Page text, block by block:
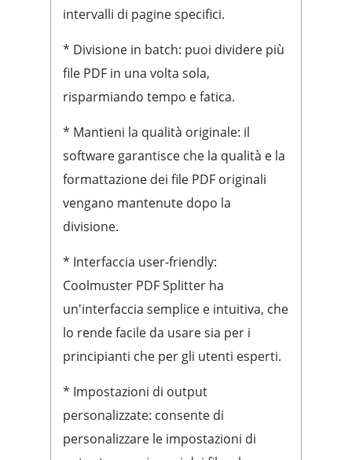
intervalli di pagine specifici.
* Divisione in batch: puoi dividere più
file PDF in una volta sola,
risparmiando tempo e fatica.
* Mantieni la qualità originale: il
software garantisce che la qualità e la
formattazione dei file PDF originali
vengano mantenute dopo la
divisione.
* Interfaccia user-friendly:
Coolmuster PDF Splitter ha
un'interfaccia semplice e intuitiva, che
lo rende facile da usare sia per i
principianti che per gli utenti esperti.
* Impostazioni di output
personalizzate: consente di
personalizzare le impostazioni di